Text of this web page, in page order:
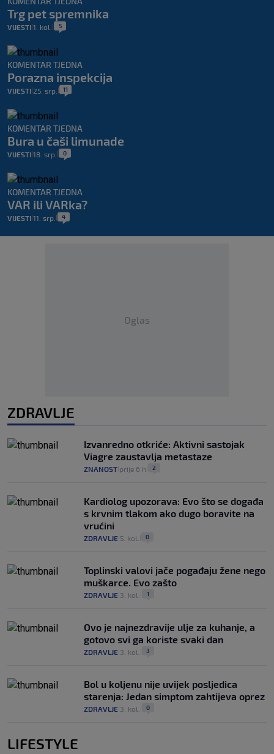
Trg pet spremnika
VIJESTI 1. kol. 5
KOMENTAR TJEDNA
Porazna inspekcija
VIJESTI 25. srp. 11
KOMENTAR TJEDNA
Bura u čaši limunade
VIJESTI 18. srp. 0
KOMENTAR TJEDNA
VAR ili VARka?
VIJESTI 11. srp. 4
Oglas
ZDRAVLJE
Izvanredno otkriće: Aktivni sastojak
Viagre zaustavlja metastaze
ZNANOST prije 6 h 2
Kardiolog upozorava: Evo što se događa
s krvnim tlakom ako dugo boravite na
vrućini
ZDRAVLJE 5. kol. 0
Toplinski valovi jače pogađaju žene nego
muškarce. Evo zašto
ZDRAVLJE 3. kol. 1
Ovo je najnezdravije ulje za kuhanje, a
gotovo svi ga koriste svaki dan
ZDRAVLJE 3. kol. 3
Bol u koljenu nije uvijek posljedica
starenja: Jedan simptom zahtijeva oprez
ZDRAVLJE 3. kol. 0
LIFESTYLE